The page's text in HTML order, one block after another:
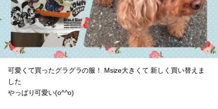
可愛くて買ったグラグラの服！ Msize大きくて 新しく買い替えま
した
やっぱり可愛い(o^^o)